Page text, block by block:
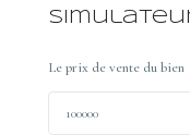
Le prix de vente du bien